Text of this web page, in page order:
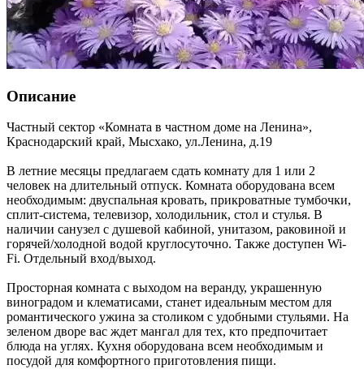
Описание
Частный сектор «Комната в частном доме на Ленина»,
Краснодарский край, Мысхако, ул.Ленина, д.19
В летние месяцы предлагаем сдать комнату для 1 или 2
человек на длительный отпуск. Комната оборудована всем
необходимым: двуспальная кровать, прикроватные тумбочки,
сплит-система, телевизор, холодильник, стол и стулья. В
наличии санузел с душевой кабиной, унитазом, раковиной и
горячей/холодной водой круглосуточно. Также доступен Wi-
Fi. Отдельный вход/выход.
Просторная комната с выходом на веранду, украшенную
виноградом и клематисами, станет идеальным местом для
романтического ужина за столиком с удобными стульями. На
зеленом дворе вас ждет мангал для тех, кто предпочитает
блюда на углях. Кухня оборудована всем необходимым и
посудой для комфортного приготовления пищи.